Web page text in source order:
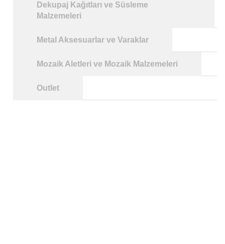
Dekupaj Kağıtları ve Süsleme
Malzemeleri
Metal Aksesuarlar ve Varaklar
Mozaik Aletleri ve Mozaik Malzemeleri
Outlet